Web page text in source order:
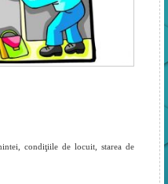
condiţiile de locuit, starea de